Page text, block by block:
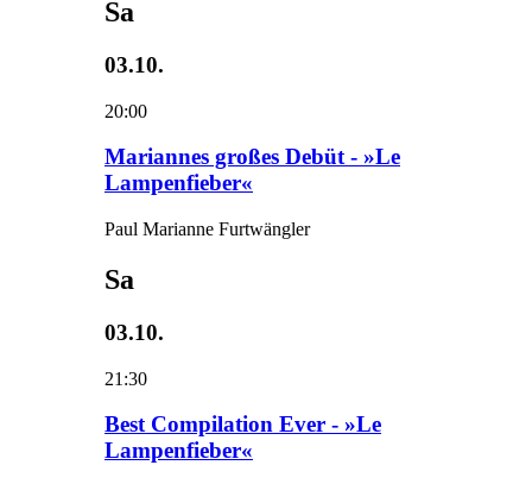
Sa
03.10.
20:00
Mariannes großes Debüt - »Le
Lampenfieber«
Paul Marianne Furtwängler
Sa
03.10.
21:30
Best Compilation Ever - »Le
Lampenfieber«